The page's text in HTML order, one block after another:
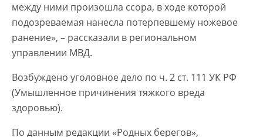
между ними произошла ссора, в ходе которой
подозреваемая нанесла потерпевшему ножевое
ранение», – рассказали в региональном
управлении МВД.
Возбуждено уголовное дело по ч. 2 ст. 111 УК РФ
(Умышленное причинения тяжкого вреда
здоровью).
По данным редакции «Родных берегов»,